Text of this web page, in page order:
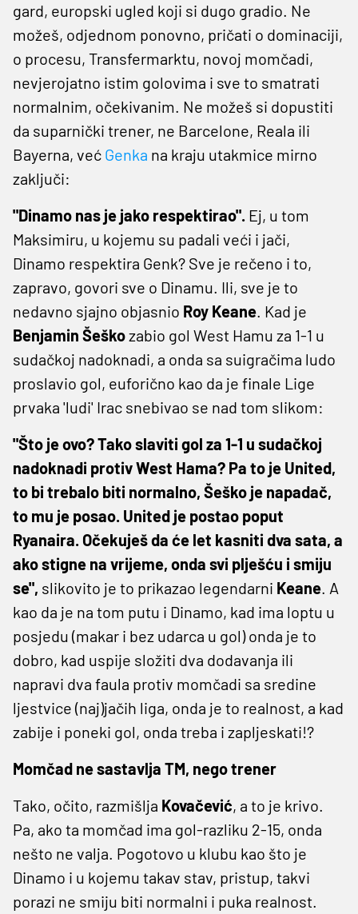
gard, europski ugled koji si dugo gradio. Ne
možeš, odjednom ponovno, pričati o dominaciji,
o procesu, Transfermarktu, novoj momčadi,
nevjerojatno istim golovima i sve to smatrati
normalnim, očekivanim. Ne možeš si dopustiti
da suparnički trener, ne Barcelone, Reala ili
Bayerna, već Genka na kraju utakmice mirno
zaključi:
"Dinamo nas je jako respektirao". Ej, u tom
Maksimiru, u kojemu su padali veći i jači,
Dinamo respektira Genk? Sve je rečeno i to,
zapravo, govori sve o Dinamu. Ili, sve je to
nedavno sjajno objasnio Roy Keane. Kad je
Benjamin Šeškozabio gol West Hamu za 1-1 u
sudačkoj nadoknadi, a onda sa suigračima ludo
proslavio gol, euforično kao da je finale Lige
prvaka 'ludi' Irac snebivao se nad tom slikom:
"Što je ovo? Tako slaviti gol za 1-1 u sudačkoj
nadoknadi protiv West Hama? Pa to je United,
to bi trebalo biti normalno, Šeško je napadač,
to mu je posao. United je postao poput
Ryanaira. Očekuješ da će let kasniti dva sata, a
ako stigne na vrijeme, onda svi plješću i smiju
se", slikovito je to prikazao legendarni Keane. A
kao da je na tom putu i Dinamo, kad ima loptu u
posjedu (makar i bez udarca u gol) onda je to
dobro, kad uspije složiti dva dodavanja ili
napravi dva faula protiv momčadi sa sredine
ljestvice (naj)jačih liga, onda je to realnost, a kad
zabije i poneki gol, onda treba i zapljeskati!?
Momčad ne sastavlja TM, nego trener
Tako, očito, razmišlja Kovačević, a to je krivo.
Pa, ako ta momčad ima gol-razliku 2-15, onda
nešto ne valja. Pogotovo u klubu kao što je
Dinamo i u kojemu takav stav, pristup, takvi
porazi ne smiju biti normalni i puka realnost.